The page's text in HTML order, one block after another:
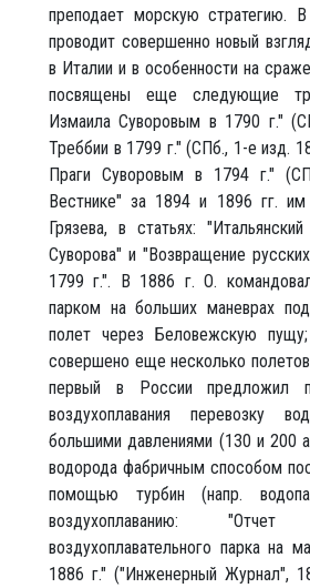
преподает морскую стратегию.
проводит совершенно новый
в Италии и в особенности на
посвящены еще следующие
Измаила Суворовым в 1790 г."
Треббии в 1799 г." (СПб., 1-е изд.
Праги Суворовым в 1794 г."
Вестнике" за 1894 и 1896 гг.
Грязева, в статьях:
Суворова" и "Возвращение
1799 г.". В 1886 г. О.
парком на больших маневрах
полет через Беловежскую
совершено еще несколько
первый в России предложил
воздухоплавания перевозку
большими давлениями (130 и 200
водорода фабричным способом
помощью турбин (напр.
воздухоплаванию:
воздухоплавательного парка на
1886 г." ("Инженерный